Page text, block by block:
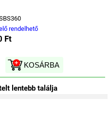
rendelhető
Ft
KOSÁRBA
lentebb találja